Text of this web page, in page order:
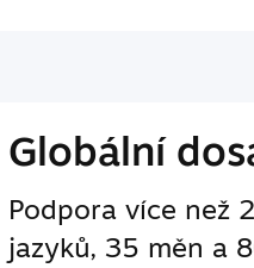
Globální
Podpora více než
jazyků, 35 měn a